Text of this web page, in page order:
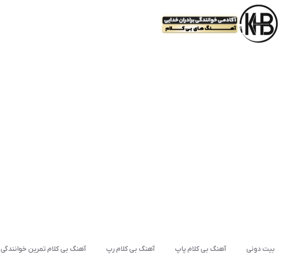
بیت دونی آهنگ بی کلام پاپ آهنگ بی کلام رپ آهنگ بی کلام تمرین خوانندگی